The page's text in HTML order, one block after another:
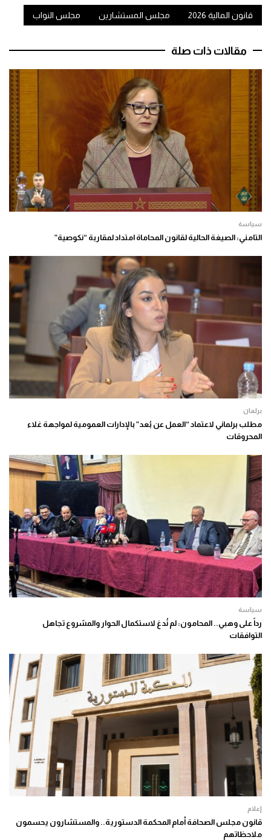
قانون المالية 2026 مجلس المستشارين مجلس النواب
مقالات ذات صلة
سياسة
التامني: الصيغة الحالية لقانون المحاماة امتداد لمقاربة “نكوصية”
برلمان
مطلب برلماني لاعتماد “العمل عن بُعد” بالإدارات العمومية لمواجهة غلاء
المحروقات
سياسة
رداً على وهبي.. المحامون: لم نُدعَ لاستكمال الحوار والمشروع تجاهل
التوافقات
إعلام
قانون مجلس الصحافة أمام المحكمة الدستورية.. والمستشارون يحسمون
ملاحظاتهم